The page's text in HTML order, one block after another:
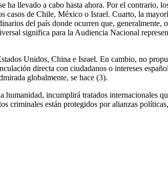
llevado a cabo hasta ahora. Por el contrario,
casos de Chile, México o Israel. Cuarto, la
del país donde ocurren que, generalmente,
significa para la Audiencia Nacional
Unidos, China e Israel. En cambio, no
directa con ciudadanos o intereses
globalmente, se hace (3).
incumplirá tratados internacionales
criminales están protegidos por alianzas